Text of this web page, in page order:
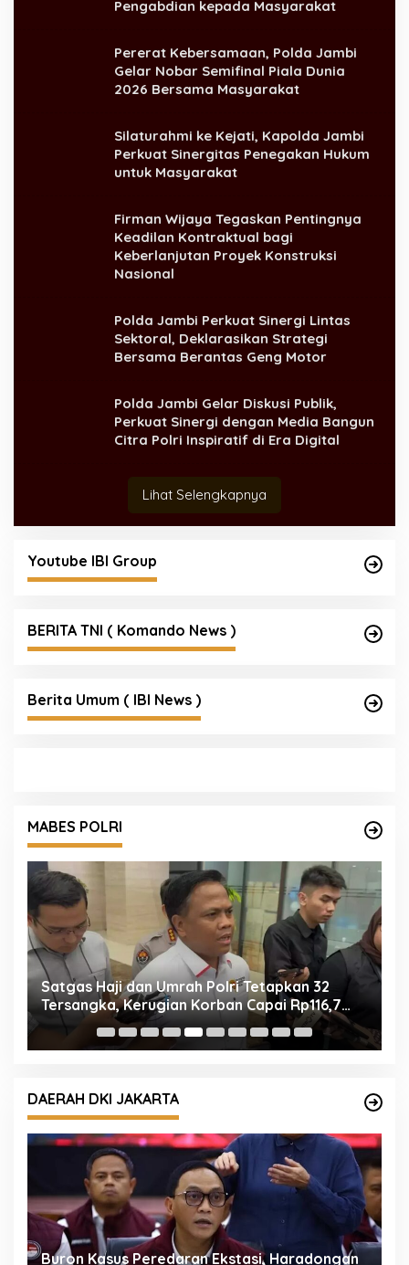
Pengabdian kepada Masyarakat
Pererat Kebersamaan, Polda Jambi
Gelar Nobar Semifinal Piala Dunia
2026 Bersama Masyarakat
Silaturahmi ke Kejati, Kapolda Jambi
Perkuat Sinergitas Penegakan Hukum
untuk Masyarakat
Firman Wijaya Tegaskan Pentingnya
Keadilan Kontraktual bagi
Keberlanjutan Proyek Konstruksi
Nasional
Polda Jambi Perkuat Sinergi Lintas
Sektoral, Deklarasikan Strategi
Bersama Berantas Geng Motor
Polda Jambi Gelar Diskusi Publik,
Perkuat Sinergi dengan Media Bangun
Citra Polri Inspiratif di Era Digital
Lihat Selengkapnya
Youtube IBI Group
BERITA TNI ( Komando News )
Berita Umum ( IBI News )
MABES POLRI
Polri Tetapkan 32
Korban Capai Rp116,7
Empat Tersangka
Mengandung Etomidate
DAERAH DKI JAKARTA
Ekstasi, Haradongan Korlantas Polri: Jangan